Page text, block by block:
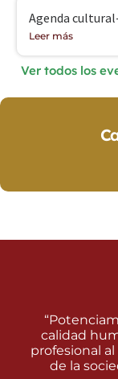
Agenda
Leer más
Ver todos los
calidad
profesional
de la